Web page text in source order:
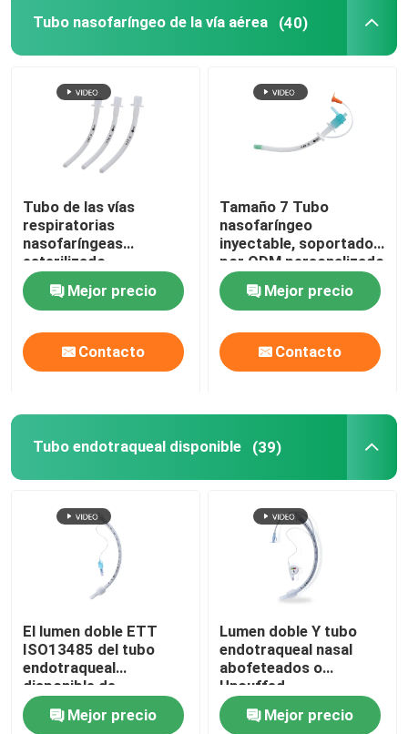
Tubo nasofaríngeo de la vía aérea (40)
Tubo de las vías
respiratorias
nasofaríngeas
esterilizado
desechable EO tamaño
7 para recién nacidos
Mejor precio
Contacto
Tamaño 7 Tubo
nasofaríngeo
inyectable, soportado
por ODM personalizado
Mejor precio
Contacto
Tubo endotraqueal disponible (39)
El lumen doble ETT
ISO13485 del tubo
endotraqueal
disponible de
Orotracheal certificó
Mejor precio
Lumen doble Y tubo
endotraqueal nasal
abofeteados o
Uncuffed
Mejor precio